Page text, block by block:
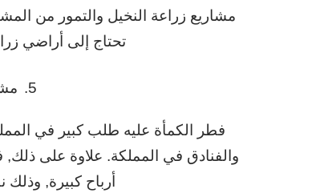
مشاريع زراعة النخيل والتمور من
تحتاج إلى أراضي
5.
فطر الكمأة عليه طلب كبير في
والفنادق في المملكة. علاوة على ذلك,
أرباح كبيرة,